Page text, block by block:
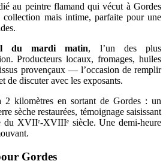
au peintre flamand qui vécut à Gordes
collection mais intime, parfaite pour une
du mardi matin, l’un des plus
Producteurs locaux, fromages, huiles
provençaux — l’occasion de remplir
de discuter avec les exposants.
2 kilomètres en sortant de Gordes : un
sèche restaurées, témoignage saisissant
du XVIIᵉ-XVIIIᵉ siècle. Une demi-heure
Gordes